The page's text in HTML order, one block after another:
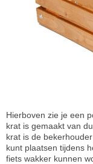
Hierboven zie je een
krat is gemaakt van
krat is de
kunt plaatsen tijdens
fiets wakker kunnen